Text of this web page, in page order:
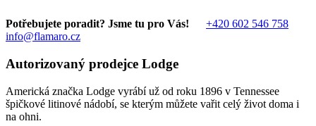
Potřebujete poradit? Jsme tu pro Vás!
+420 602 546 758
info@flamaro.cz
Autorizovaný prodejce Lodge
Americká značka Lodge vyrábí už od roku 1896 v Tennessee
špičkové litinové nádobí, se kterým můžete vařit celý život doma i
na ohni.